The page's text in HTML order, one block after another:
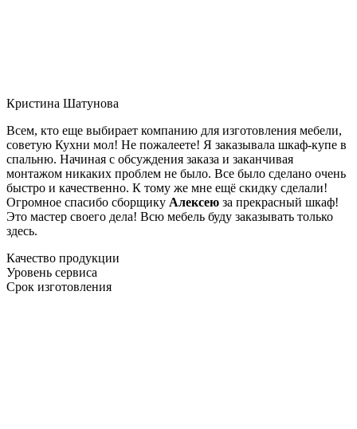
Кристина Шатунова
Всем, кто еще выбирает компанию для изготовления мебели,
советую Кухни мол! Не пожалеете! Я заказывала шкаф-купе в
спальню. Начиная с обсуждения заказа и заканчивая
монтажом никаких проблем не было. Все было сделано очень
быстро и качественно. К тому же мне ещё скидку сделали!
Огромное спасибо сборщику Алексею за прекрасный шкаф!
Это мастер своего дела! Всю мебель буду заказывать только
здесь.
Качество продукции
Уровень сервиса
Срок изготовления